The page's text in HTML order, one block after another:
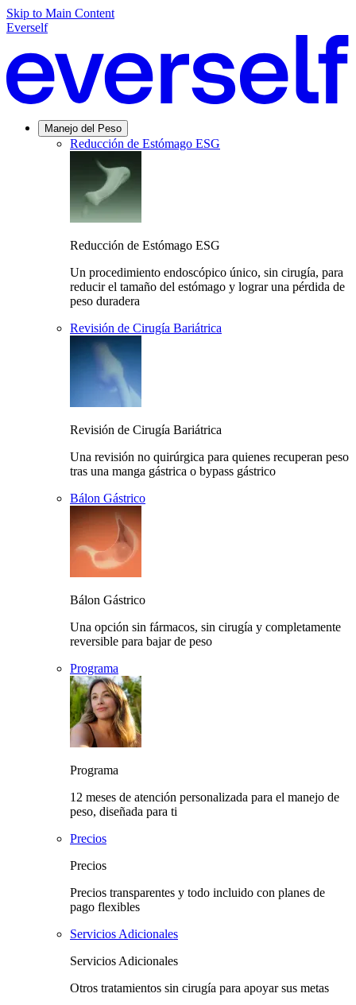
Skip to Main Content
Everself
Manejo del Peso
Reducción de Estómago ESG
Reducción de Estómago ESG
Un procedimiento endoscópico único, sin cirugía, para
reducir el tamaño del estómago y lograr una pérdida de
peso duradera
Revisión de Cirugía Bariátrica
Revisión de Cirugía Bariátrica
Una revisión no quirúrgica para quienes recuperan peso
tras una manga gástrica o bypass gástrico
Bálon Gástrico
Bálon Gástrico
Una opción sin fármacos, sin cirugía y completamente
reversible para bajar de peso
Programa
Programa
12 meses de atención personalizada para el manejo de
peso, diseñada para ti
Precios
Precios
Precios transparentes y todo incluido con planes de
pago flexibles
Servicios Adicionales
Servicios Adicionales
Otros tratamientos sin cirugía para apoyar sus metas